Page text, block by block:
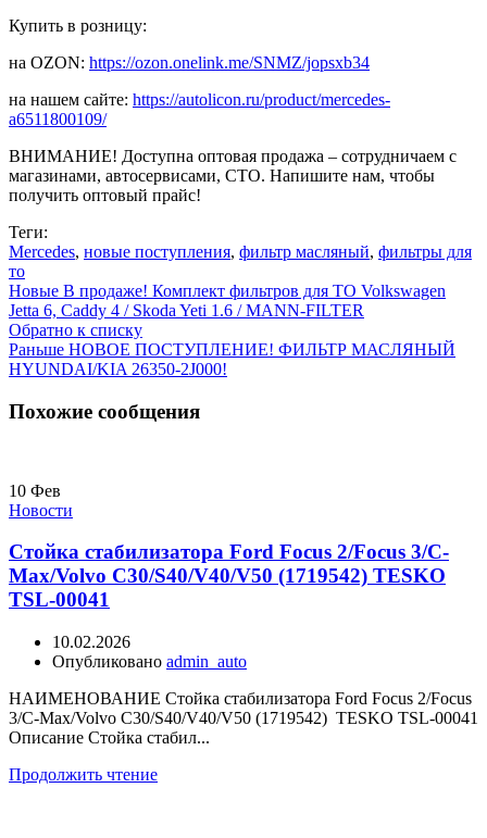
Купить в розницу:
на OZON: https://ozon.onelink.me/SNMZ/jopsxb34
на нашем сайте: https://autolicon.ru/product/mercedes-
a6511800109/
ВНИМАНИЕ! Доступна оптовая продажа – сотрудничаем с
магазинами, автосервисами, СТО. Напишите нам, чтобы
получить оптовый прайс!
Теги:
Mercedes, новые поступления, фильтр масляный, фильтры для
то
Новые В продаже! Комплект фильтров для ТО Volkswagen
Jetta 6, Caddy 4 / Skoda Yeti 1.6 / MANN-FILTER
Обратно к списку
Раньше НОВОЕ ПОСТУПЛЕНИЕ! ФИЛЬТР МАСЛЯНЫЙ
HYUNDAI/KIA 26350-2J000!
Похожие сообщения
10 Фев
Новости
Стойка стабилизатора Ford Focus 2/Focus 3/C-
Max/Volvo C30/S40/V40/V50 (1719542) TESKO
TSL-00041
10.02.2026
Опубликовано admin_auto
НАИМЕНОВАНИЕ Стойка стабилизатора Ford Focus 2/Focus
3/C-Max/Volvo C30/S40/V40/V50 (1719542) TESKO TSL-00041
Описание Стойка стабил...
Продолжить чтение